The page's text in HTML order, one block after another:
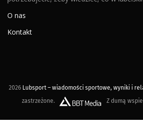
O nas
Kontakt
2026 Lubsport – wiadomości sportowe, wyniki i
zastrzeżone.
Z dumą